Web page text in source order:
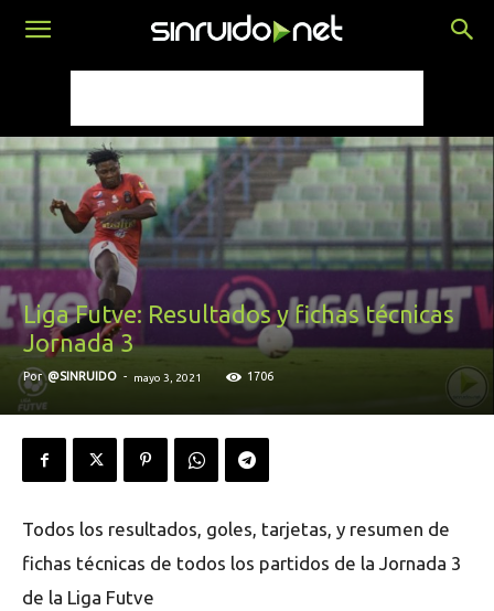
Liga Futve: Resultados y fichas técnicas
Jornada 3
Por @SINRUIDO - mayo 3, 2021 1706
Todos los resultados, goles, tarjetas, y resumen de
fichas técnicas de todos los partidos de la Jornada 3
de la Liga Futve